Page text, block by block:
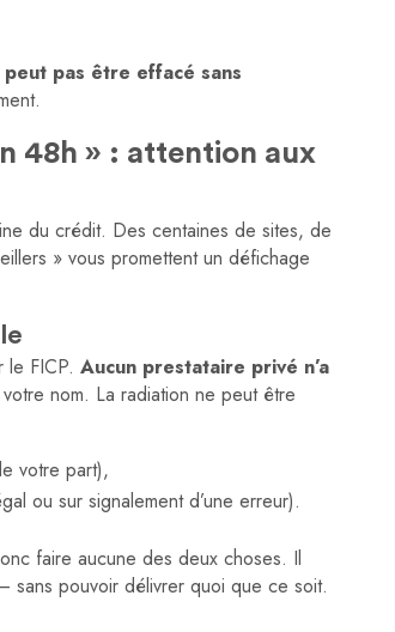
pas être effacé sans
48h » : attention aux
du crédit. Des centaines de sites, de
» vous promettent un défichage
le FICP.Aucun prestataire privé n’a
nom. La radiation ne peut être
votre part),
ou sur signalement d’une erreur).
faire aucune des deux choses. Il
pouvoir délivrer quoi que ce soit.